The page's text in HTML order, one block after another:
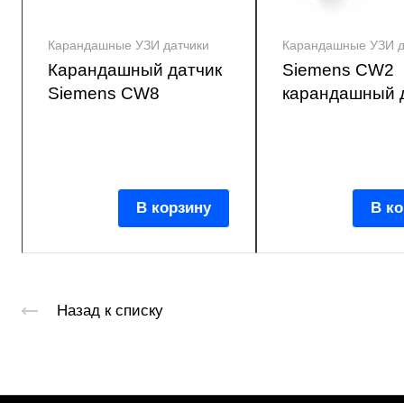
Карандашные УЗИ датчики
Карандашный датчик
Siemens CW8
В корзину
Карандашные УЗИ
Siemens CW2
карандашный
В
Назад к списку